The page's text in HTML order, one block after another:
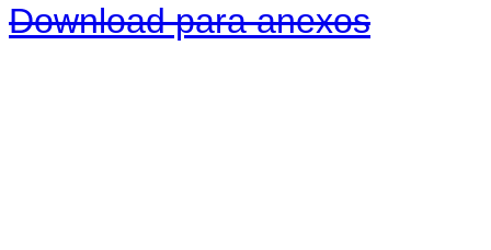
Download para anexos